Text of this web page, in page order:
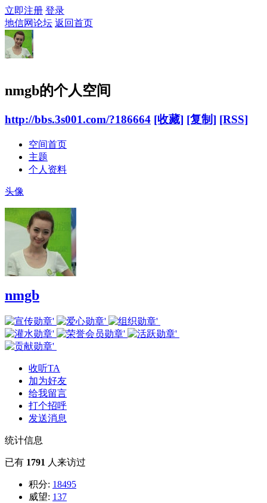
立即注册 登录
地信网论坛 返回首页
nmgb的个人空间
http://bbs.3s001.com/?186664 [收藏] [复制] [RSS]
空间首页
主题
个人资料
头像
nmgb
收听TA
加为好友
给我留言
打个招呼
发送消息
统计信息
已有 1791 人来访过
积分: 18495
威望: 137